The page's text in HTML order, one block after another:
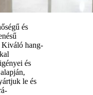
és
hang-
és
le és